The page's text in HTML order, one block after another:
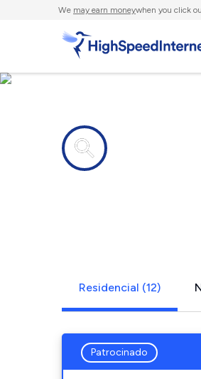
We may earn moneywhen you click
Residencial (12)
Patrocinado